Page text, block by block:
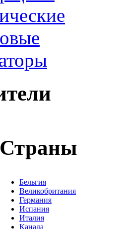
Страны
Бельгия
Великобритания
Германия
Испания
Италия
Канада